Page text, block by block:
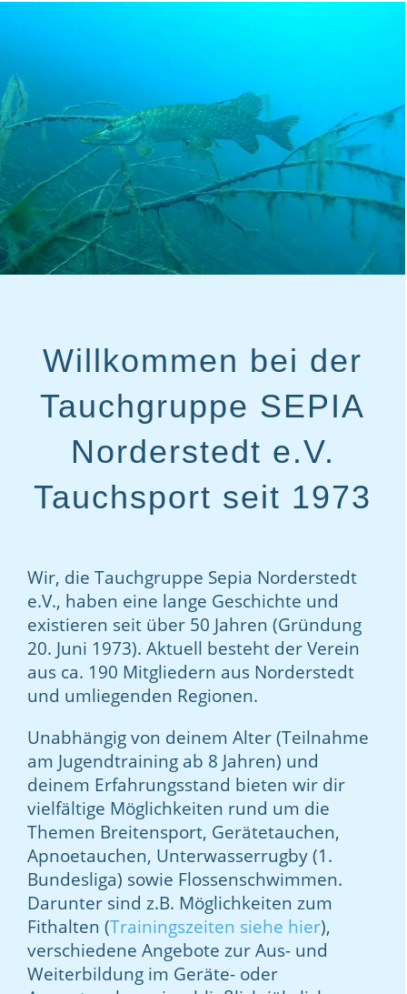
Willkommen bei der
Tauchgruppe SEPIA
Norderstedt e.V.
Tauchsport seit 1973
Wir, die Tauchgruppe Sepia Norderstedt
e.V., haben eine lange Geschichte und
existieren seit über 50 Jahren (Gründung
20. Juni 1973). Aktuell besteht der Verein
aus ca. 190 Mitgliedern aus Norderstedt
und umliegenden Regionen.
Unabhängig von deinem Alter (Teilnahme
am Jugendtraining ab 8 Jahren) und
deinem Erfahrungsstand bieten wir dir
vielfältige Möglichkeiten rund um die
Themen Breitensport, Gerätetauchen,
Apnoetauchen, Unterwasserrugby (1.
Bundesliga) sowie Flossenschwimmen.
Darunter sind z.B. Möglichkeiten zum
Fithalten (Trainingszeiten siehe hier),
verschiedene Angebote zur Aus- und
Weiterbildung im Geräte- oder